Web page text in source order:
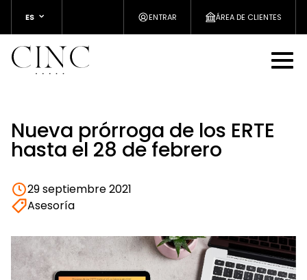
ES ENTRAR ÁREA DE CLIENTES
Nueva prórroga de los ERTE
hasta el 28 de febrero
29 septiembre 2021
Asesoría